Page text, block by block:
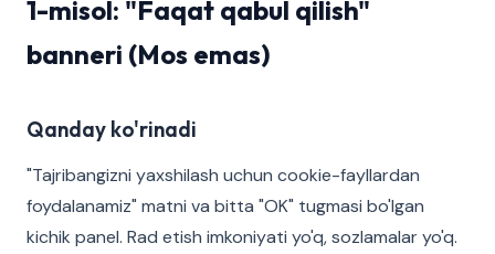
1-misol: "Faqat qabul qilish"
banneri (Mos emas)
Qanday ko'rinadi
"Tajribangizni yaxshilash uchun cookie-fayllardan
foydalanamiz" matni va bitta "OK" tugmasi bo'lgan
kichik panel. Rad etish imkoniyati yo'q, sozlamalar yo'q.